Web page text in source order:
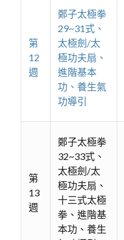
第
12
週
鄭子太極拳
29~31式、
太極劍/太
極功夫扇、
進階基本
功、養生氣
功導引
第
13
週
鄭子太極拳
32~33式、
太極劍/太
極功夫扇、
十三式太極
拳、進階基
本功、養生